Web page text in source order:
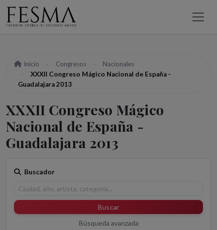
Inicio Congresos
Nacionales
XXXII Congreso Mágico Nacional de España -
Guadalajara 2013
XXXII Congreso Mágico
Nacional de España -
Guadalajara 2013
Buscador
Buscar
Búsqueda avanzada